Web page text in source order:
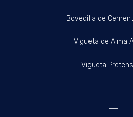
Bovedilla de
Vigueta de Alma
Vigueta
—